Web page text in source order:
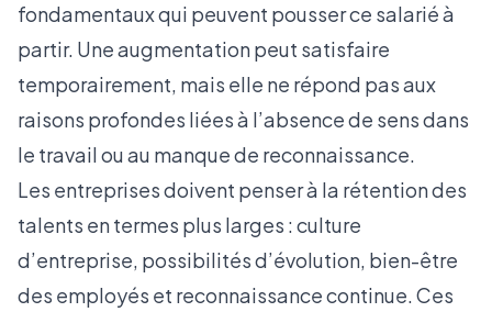
fondamentaux qui peuvent pousser ce salarié à
partir. Une augmentation peut satisfaire
temporairement, mais elle ne répond pas aux
raisons profondes liées à l’absence de sens dans
le travail ou au manque de reconnaissance.
Les entreprises doivent penser à la rétention des
talents en termes plus larges : culture
d’entreprise, possibilités d’évolution, bien-être
des employés et reconnaissance continue. Ces